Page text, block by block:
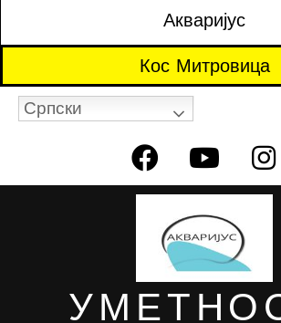
Акваријус
Кос Митровица
Српски